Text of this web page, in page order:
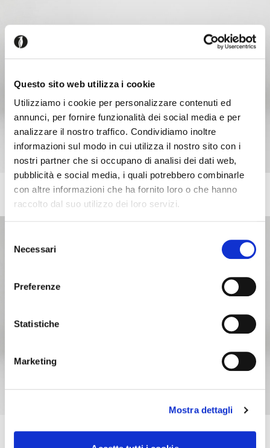
Questo sito web utilizza i cookie
Utilizziamo i cookie per personalizzare contenuti ed
annunci, per fornire funzionalità dei social media e per
analizzare il nostro traffico. Condividiamo inoltre
informazioni sul modo in cui utilizza il nostro sito con i
nostri partner che si occupano di analisi dei dati web,
pubblicità e social media, i quali potrebbero combinarle
con altre informazioni che ha fornito loro o che hanno
raccolto dal suo utilizzo dei loro servizi.
delNecessari
Preferenze
Statistiche
Marketing
Mostra dettagli
MARA
Upholstered armchair with swivelling
MEDEA